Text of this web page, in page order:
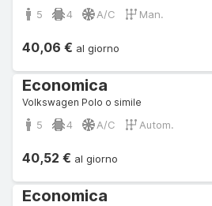
5 4 A/C Man.
40,06 € al giorno
Economica
Volkswagen Polo o simile
5 4 A/C Autom.
40,52 € al giorno
Economica